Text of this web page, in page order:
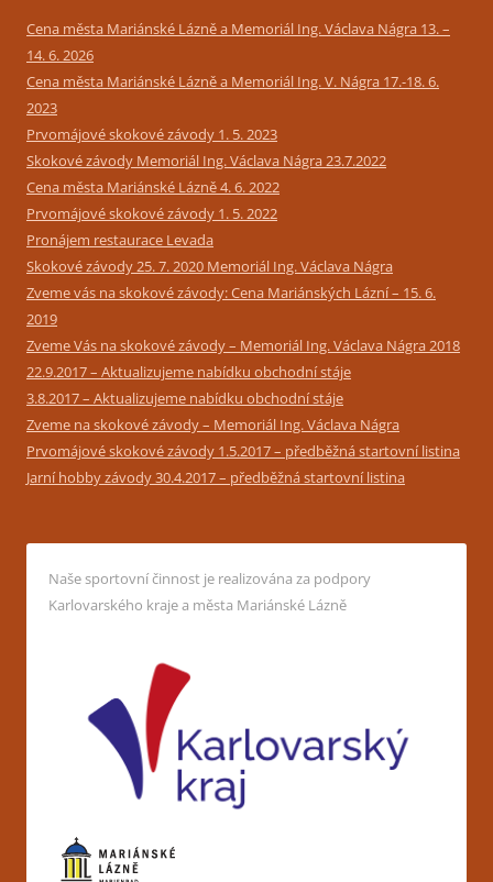
Cena města Mariánské Lázně a Memoriál Ing. Václava Nágra 13. –
14. 6. 2026
Cena města Mariánské Lázně a Memoriál Ing. V. Nágra 17.-18. 6.
2023
Prvomájové skokové závody 1. 5. 2023
Skokové závody Memoriál Ing. Václava Nágra 23.7.2022
Cena města Mariánské Lázně 4. 6. 2022
Prvomájové skokové závody 1. 5. 2022
Pronájem restaurace Levada
Skokové závody 25. 7. 2020 Memoriál Ing. Václava Nágra
Zveme vás na skokové závody: Cena Mariánských Lázní – 15. 6.
2019
Zveme Vás na skokové závody – Memoriál Ing. Václava Nágra 2018
22.9.2017 – Aktualizujeme nabídku obchodní stáje
3.8.2017 – Aktualizujeme nabídku obchodní stáje
Zveme na skokové závody – Memoriál Ing. Václava Nágra
Prvomájové skokové závody 1.5.2017 – předběžná startovní listina
Jarní hobby závody 30.4.2017 – předběžná startovní listina
Naše sportovní činnost je realizována za podpory
Karlovarského kraje a města Mariánské Lázně